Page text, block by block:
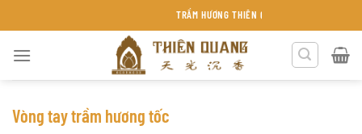
đến
TRẦM HƯƠNG THIÊN QUANG KHÁNH HÒA
Vòng tay trầm hương tốc